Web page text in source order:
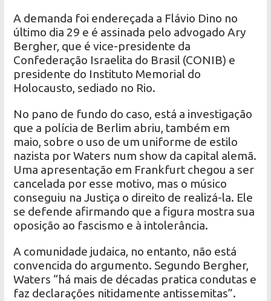
A demanda foi endereçada a Flávio Dino no
último dia 29 e é assinada pelo advogado Ary
Bergher, que é vice-presidente da
Confederação Israelita do Brasil (CONIB) e
presidente do Instituto Memorial do
Holocausto, sediado no Rio.
No pano de fundo do caso, está a investigação
que a polícia de Berlim abriu, também em
maio, sobre o uso de um uniforme de estilo
nazista por Waters num show da capital alemã.
Uma apresentação em Frankfurt chegou a ser
cancelada por esse motivo, mas o músico
conseguiu na Justiça o direito de realizá-la. Ele
se defende afirmando que a figura mostra sua
oposição ao fascismo e à intolerância.
A comunidade judaica, no entanto, não está
convencida do argumento. Segundo Bergher,
Waters “há mais de décadas pratica condutas e
faz declarações nitidamente antissemitas”.